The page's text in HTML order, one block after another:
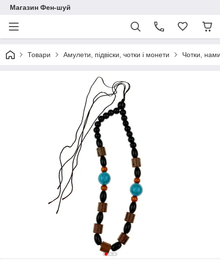
Магазин Фен-шуй
Товари Амулети, підвіски, чотки і монети Чотки,